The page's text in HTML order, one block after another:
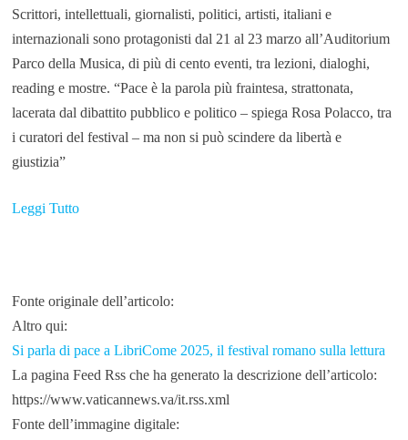
Scrittori, intellettuali, giornalisti, politici, artisti, italiani e
internazionali sono protagonisti dal 21 al 23 marzo all’Auditorium
Parco della Musica, di più di cento eventi, tra lezioni, dialoghi,
reading e mostre. “Pace è la parola più fraintesa, strattonata,
lacerata dal dibattito pubblico e politico – spiega Rosa Polacco, tra
i curatori del festival – ma non si può scindere da libertà e
giustizia”
Leggi Tutto
Fonte originale dell’articolo:
Altro qui:
Si parla di pace a LibriCome 2025, il festival romano sulla lettura
La pagina Feed Rss che ha generato la descrizione dell’articolo:
https://www.vaticannews.va/it.rss.xml
Fonte dell’immagine digitale: